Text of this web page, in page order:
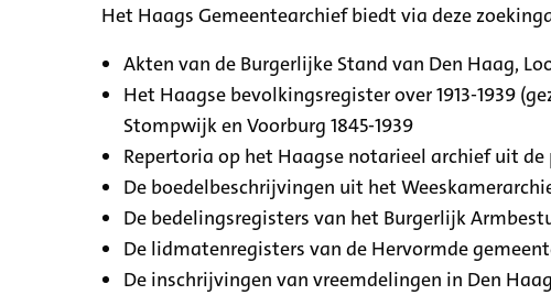
Het Haags Gemeentearchief biedt via deze
Akten van de Burgerlijke Stand van Den Haag,
Het Haagse bevolkingsregister over 1913-1939
Stompwijk en Voorburg 1845-1939
Repertoria op het Haagse notarieel archief uit de
De boedelbeschrijvingen uit het
De bedelingsregisters van het Burgerlijk
De lidmatenregisters van de Hervormde
De inschrijvingen van vreemdelingen in Den Haag,